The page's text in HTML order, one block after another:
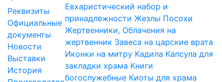
Реквизиты
Официальные
документы
Новости
Выставки
История
Евхаристический набор и
принадлежности Жезлы Посохи
Жертвенники, Облачения на
жертвенник Завеса на царские врата
Иконки на митру Кадила Капсула для
закладки храма Книги
богослужебные Киоты для храма